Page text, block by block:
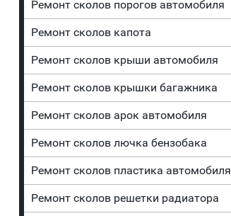
Ремонт сколов порогов автомобиля
Ремонт сколов капота
Ремонт сколов крыши автомобиля
Ремонт сколов крышки багажника
Ремонт сколов арок автомобиля
Ремонт сколов лючка бензобака
Ремонт сколов пластика автомобиля
Ремонт сколов решетки радиатора